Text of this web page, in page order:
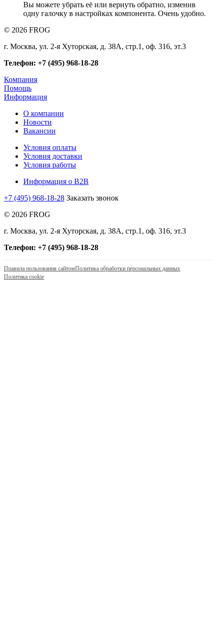
Вы можете убрать её или вернуть обратно, изменив
одну галочку в настройках компонента. Очень удобно.
© 2026 FROG
г. Москва, ул. 2-я Хуторская, д. 38А, стр.1, оф. 316, эт.3
Телефон: +7 (495) 968-18-28
Компания
Помощь
Информация
О компании
Новости
Вакансии
Условия оплаты
Условия доставки
Условия работы
Информация о B2B
+7 (495) 968-18-28 Заказать звонок
© 2026 FROG
г. Москва, ул. 2-я Хуторская, д. 38А, стр.1, оф. 316, эт.3
Телефон: +7 (495) 968-18-28
Правила пользования сайтомПолитика обработки персональных данных
Политика cookie